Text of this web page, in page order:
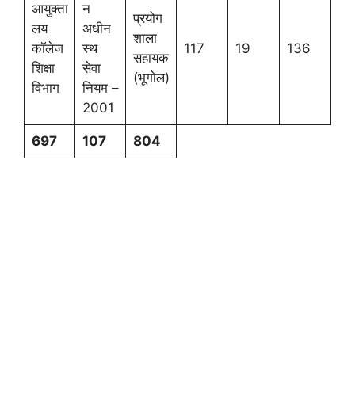
आयुक्ता
लय
कॉलेज
शिक्षा
विभाग
न
अधीन
स्थ
सेवा
नियम –
2001
प्रयोग
शाला
सहायक
(भूगोल)
117 19 136
697 107 804